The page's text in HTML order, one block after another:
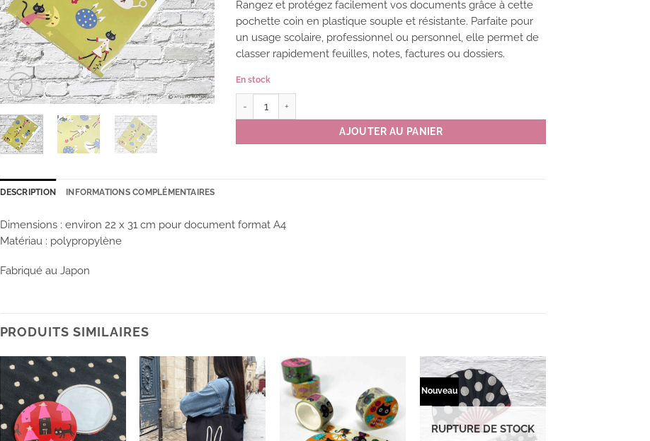
Rangez et protégez facilement vos documents grâce à cette
pochette coin en plastique souple et résistante. Parfaite pour
un usage scolaire, professionnel ou personnel, elle permet de
classer rapidement feuilles, notes, factures ou dossiers.
En stock
AJOUTER AU PANIER
DESCRIPTION INFORMATIONS COMPLÉMENTAIRES
Dimensions : environ 22 x 31 cm pour document format A4
Matériau : polypropylène
Fabriqué au Japon
PRODUITS SIMILAIRES
Ajouter
à la
Ajouter
à la
wishlist
Ajouter
à la
wishlist
Nouveau
Ajouter
à la
RUPTURE DE STOCK